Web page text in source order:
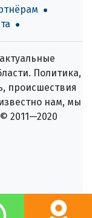
Политика,
происшествия
нам, мы
2011—2020